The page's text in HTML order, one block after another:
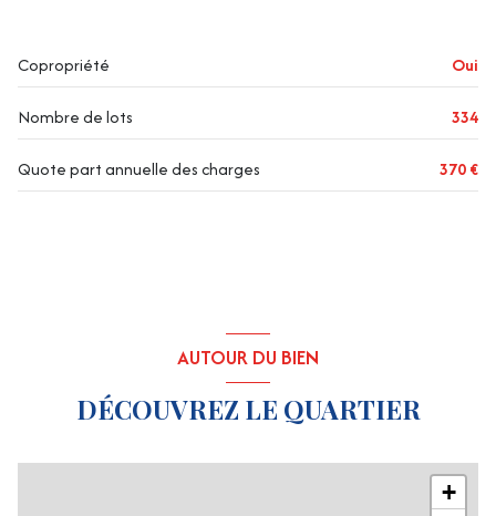
Copropriété Oui
Nombre de lots 334
Quote part annuelle des charges 370 €
AUTOUR DU BIEN
DÉCOUVREZ LE QUARTIER
+